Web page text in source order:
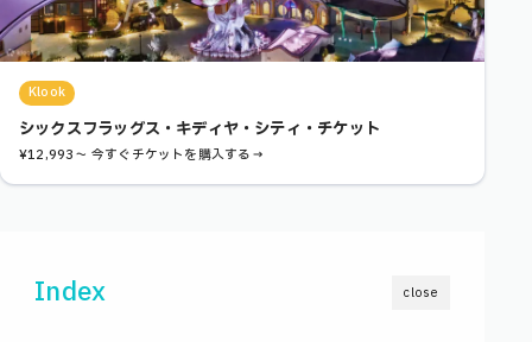
Klook
シックスフラッグス・キディヤ・シティ・チケット
¥12,993〜 今すぐチケットを購入する→
close
Index